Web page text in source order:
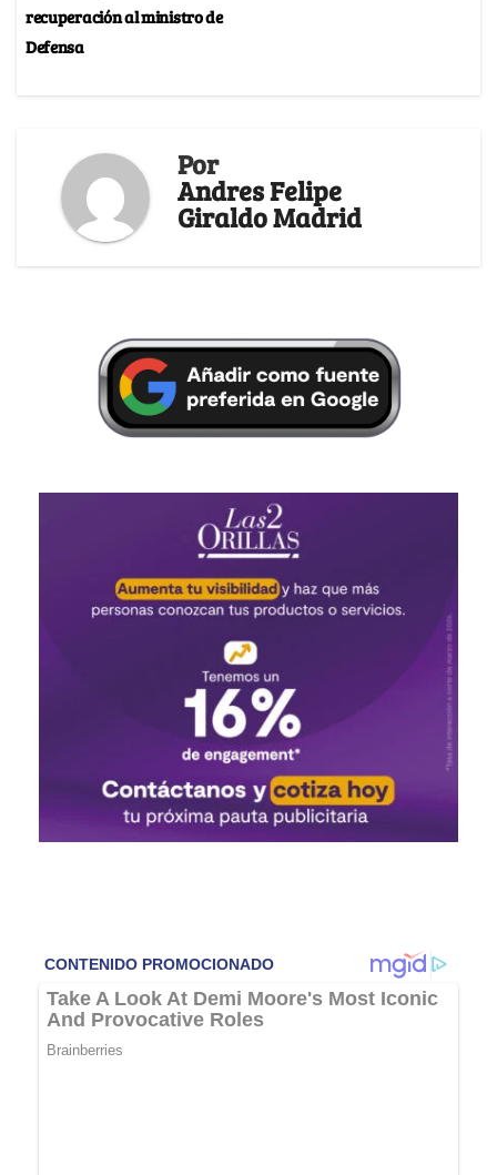
recuperación al ministro de
Defensa
Por
Andres Felipe
Giraldo Madrid